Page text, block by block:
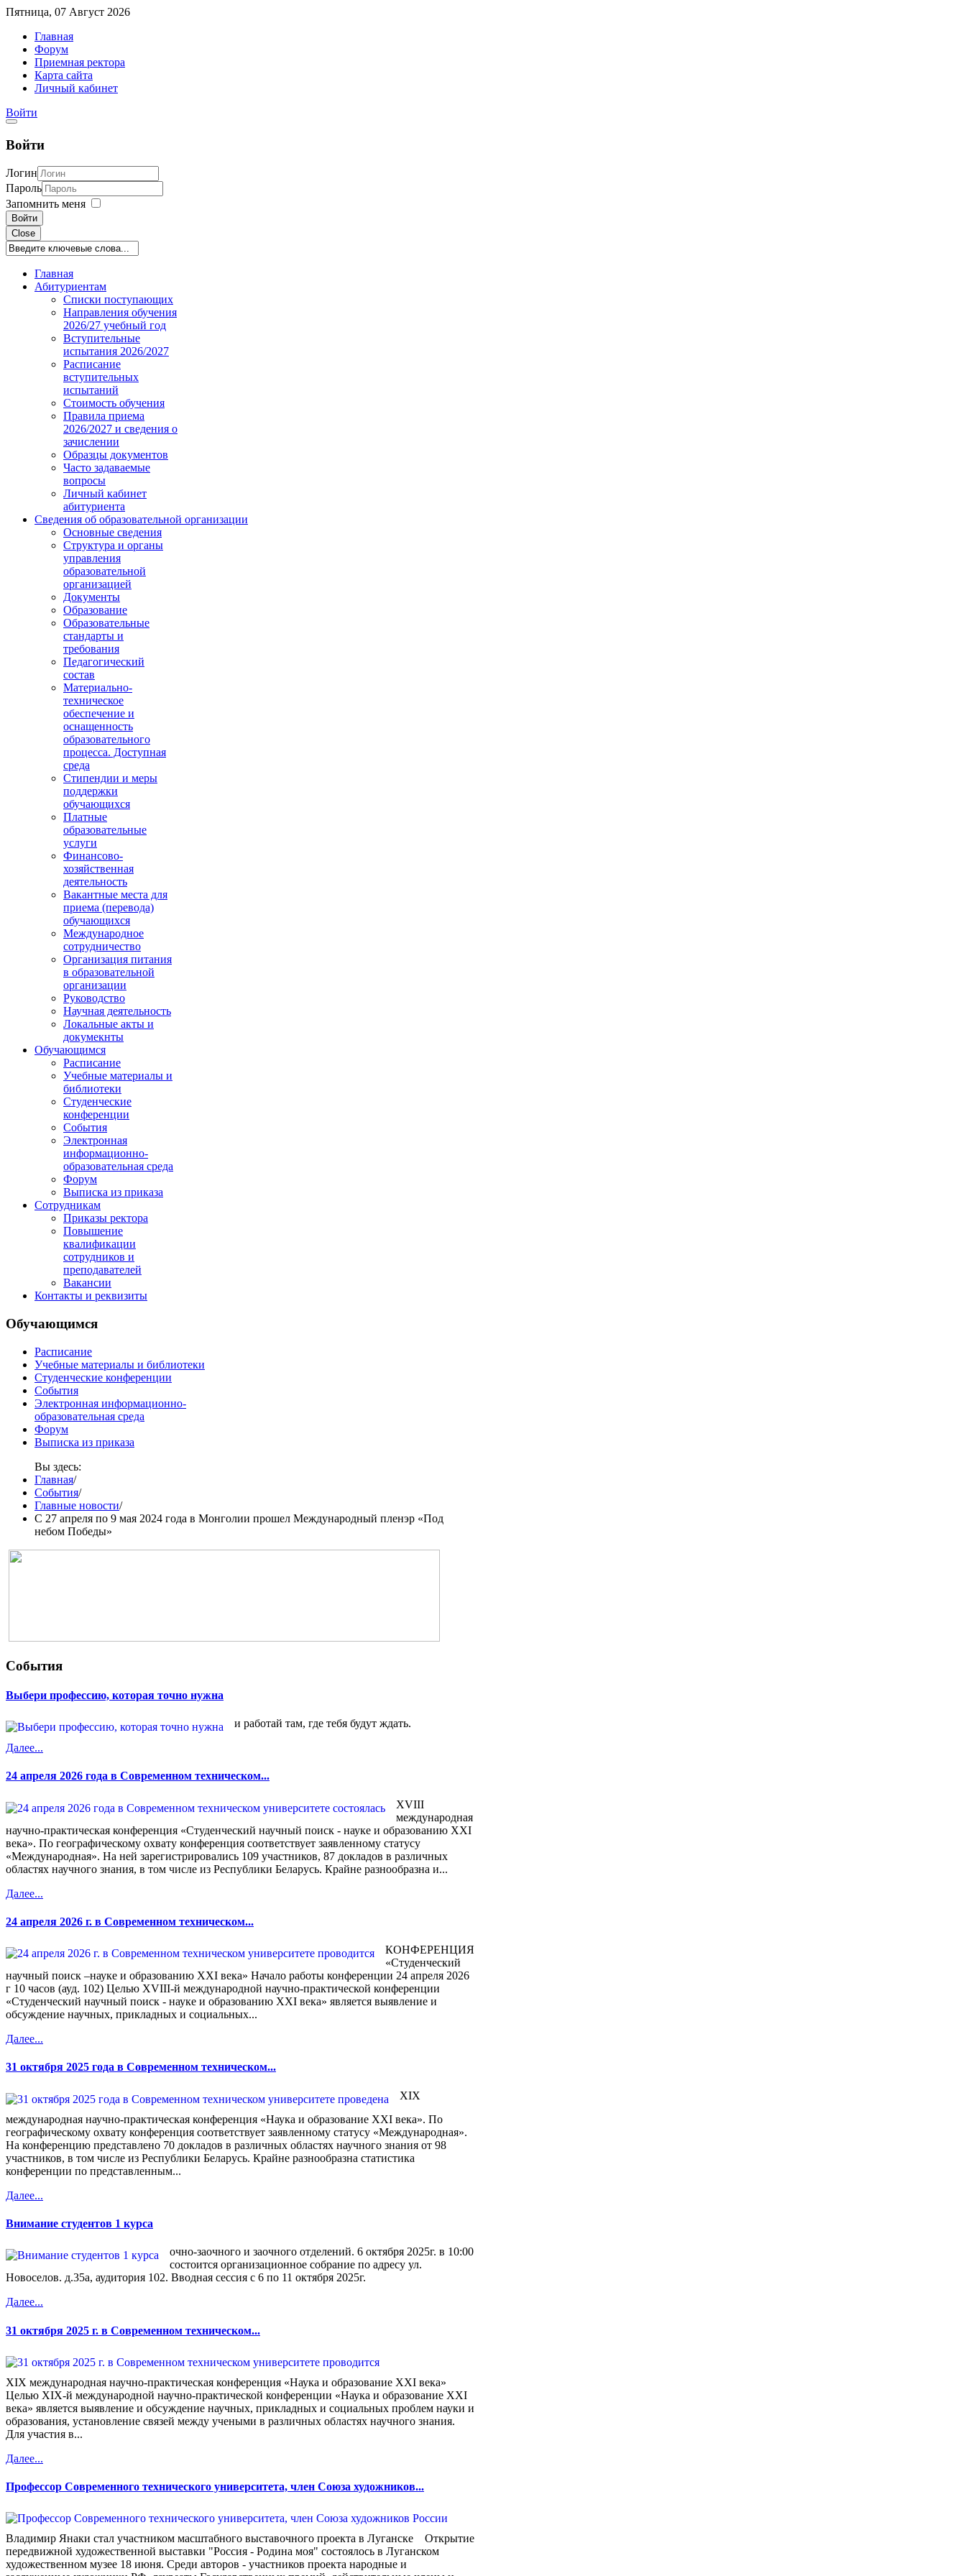
Пятница, 07 Август 2026
Главная
Форум
Приемная ректора
Карта сайта
Личный кабинет
Войти
Войти
Логин
Пароль
Запомнить меня
Войти
Close
Главная
Абитуриентам
Списки поступающих
Направления обучения
2026/27 учебный год
Вступительные
испытания 2026/2027
Расписание
вступительных
испытаний
Стоимость обучения
Правила приема
2026/2027 и сведения о
зачислении
Образцы документов
Часто задаваемые
вопросы
Личный кабинет
абитуриента
Сведения об образовательной организации
Основные сведения
Структура и органы
управления
образовательной
организацией
Документы
Образование
Образовательные
стандарты и
требования
Педагогический
состав
Материально-
техническое
обеспечение и
оснащенность
образовательного
процесса. Доступная
среда
Стипендии и меры
поддержки
обучающихся
Платные
образовательные
услуги
Финансово-
хозяйственная
деятельность
Вакантные места для
приема (перевода)
обучающихся
Международное
сотрудничество
Организация питания
в образовательной
организации
Руководство
Научная деятельность
Локальные акты и
докумекнты
Обучающимся
Расписание
Учебные материалы и
библиотеки
Студенческие
конференции
События
Электронная
информационно-
образовательная среда
Форум
Выписка из приказа
Сотрудникам
Приказы ректора
Повышение
квалификации
сотрудников и
преподавателей
Вакансии
Контакты и реквизиты
Обучающимся
Расписание
Учебные материалы и библиотеки
Студенческие конференции
События
Электронная информационно-
образовательная среда
Форум
Выписка из приказа
Вы здесь:
Главная/
События/
Главные новости/
С 27 апреля по 9 мая 2024 года в Монголии прошел Международный пленэр «Под
небом Победы»
События
Выбери профессию, которая точно нужна
и работай там, где тебя будут ждать.
Далее...
24 апреля 2026 года в Современном техническом...
XVIII
международная
научно-практическая конференция «Студенческий научный поиск - науке и образованию XXI
века». По географическому охвату конференция соответствует заявленному статусу
«Международная». На ней зарегистрировались 109 участников, 87 докладов в различных
областях научного знания, в том числе из Республики Беларусь. Крайне разнообразна и...
Далее...
24 апреля 2026 г. в Современном техническом...
КОНФЕРЕНЦИЯ
«Студенческий
научный поиск –науке и образованию XXI века» Начало работы конференции 24 апреля 2026
г 10 часов (ауд. 102) Целью XVIII-й международной научно-практической конференции
«Студенческий научный поиск - науке и образованию XXI века» является выявление и
обсуждение научных, прикладных и социальных...
Далее...
31 октября 2025 года в Современном техническом...
XIX
международная научно-практическая конференция «Наука и образование XXI века». По
географическому охвату конференция соответствует заявленному статусу «Международная».
На конференцию представлено 70 докладов в различных областях научного знания от 98
участников, в том числе из Республики Беларусь. Крайне разнообразна статистика
конференции по представленным...
Далее...
Внимание студентов 1 курса
очно-заочного и заочного отделений. 6 октября 2025г. в 10:00
состоится организационное собрание по адресу ул.
Новоселов. д.35а, аудитория 102. Вводная сессия с 6 по 11 октября 2025г.
Далее...
31 октября 2025 г. в Современном техническом...
XIX международная научно-практическая конференция «Наука и образование XXI века»
Целью XIX-й международной научно-практической конференции «Наука и образование XXI
века» является выявление и обсуждение научных, прикладных и социальных проблем науки и
образования, установление связей между учеными в различных областях научного знания.
Для участия в...
Далее...
Профессор Современного технического университета, член Союза художников...
Владимир Янаки стал участником масштабного выставочного проекта в Луганске Открытие
передвижной художественной выставки "Россия - Родина моя" состоялось в Луганском
художественном музее 18 июня. Среди авторов - участников проекта народные и